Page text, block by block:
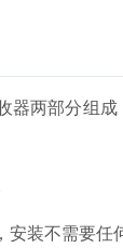
器两部分组
装不需要任